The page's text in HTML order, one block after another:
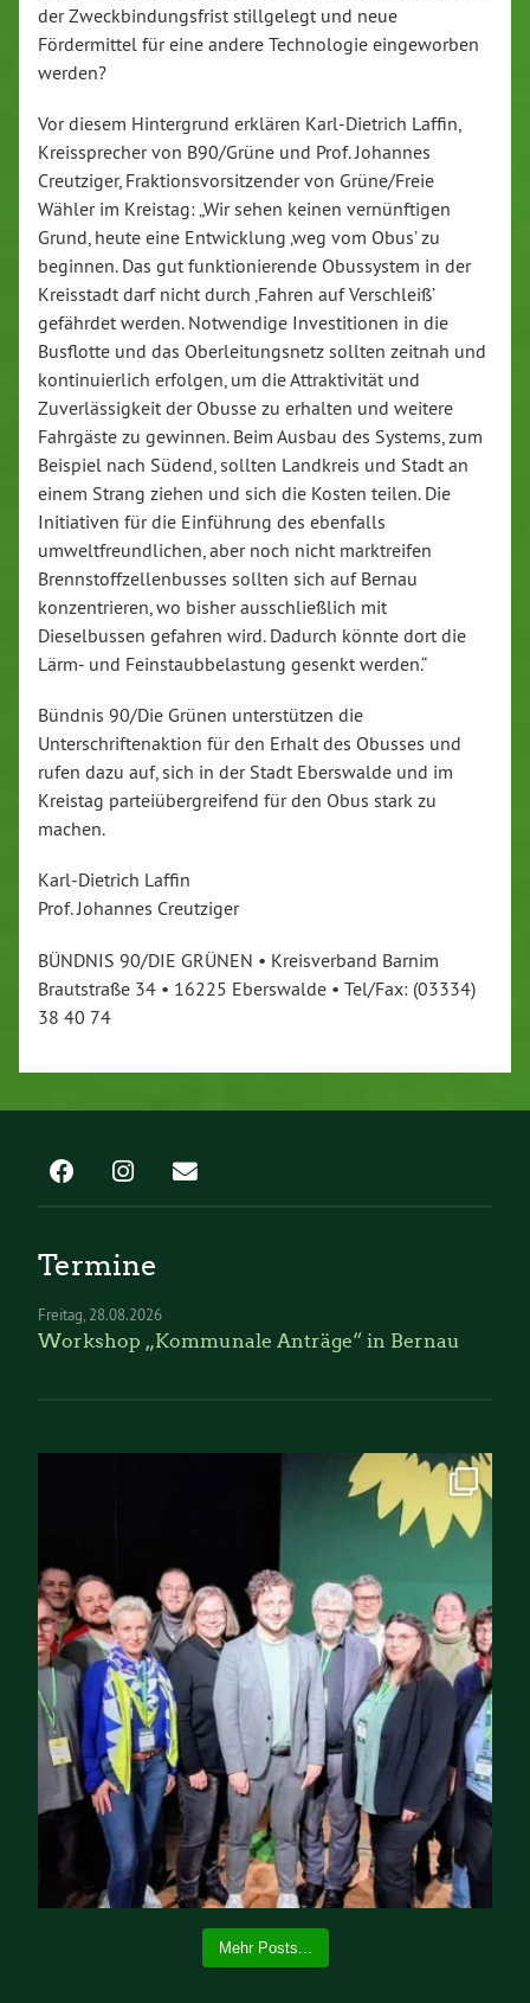
der Zweckbindungsfrist stillgelegt und neue
Fördermittel für eine andere Technologie eingeworben
werden?
Vor diesem Hintergrund erklären Karl-Dietrich Laffin,
Kreissprecher von B90/Grüne und Prof. Johannes
Creutziger, Fraktionsvorsitzender von Grüne/Freie
Wähler im Kreistag: „Wir sehen keinen vernünftigen
Grund, heute eine Entwicklung ‚weg vom Obus’ zu
beginnen. Das gut funktionierende Obussystem in der
Kreisstadt darf nicht durch ‚Fahren auf Verschleiß’
gefährdet werden. Notwendige Investitionen in die
Busflotte und das Oberleitungsnetz sollten zeitnah und
kontinuierlich erfolgen, um die Attraktivität und
Zuverlässigkeit der Obusse zu erhalten und weitere
Fahrgäste zu gewinnen. Beim Ausbau des Systems, zum
Beispiel nach Südend, sollten Landkreis und Stadt an
einem Strang ziehen und sich die Kosten teilen. Die
Initiativen für die Einführung des ebenfalls
umweltfreundlichen, aber noch nicht marktreifen
Brennstoffzellenbusses sollten sich auf Bernau
konzentrieren, wo bisher ausschließlich mit
Dieselbussen gefahren wird. Dadurch könnte dort die
Lärm- und Feinstaubbelastung gesenkt werden.“
Bündnis 90/Die Grünen unterstützen die
Unterschriftenaktion für den Erhalt des Obusses und
rufen dazu auf, sich in der Stadt Eberswalde und im
Kreistag parteiübergreifend für den Obus stark zu
machen.
Karl-Dietrich Laffin
Prof. Johannes Creutziger
BÜNDNIS 90/DIE GRÜNEN • Kreisverband Barnim
Brautstraße 34 • 16225 Eberswalde • Tel/Fax: (03334)
38 40 74
Termine
Freitag 28.08.2026
Workshop „Kommunale Anträge“ in Bernau
Mehr Posts...